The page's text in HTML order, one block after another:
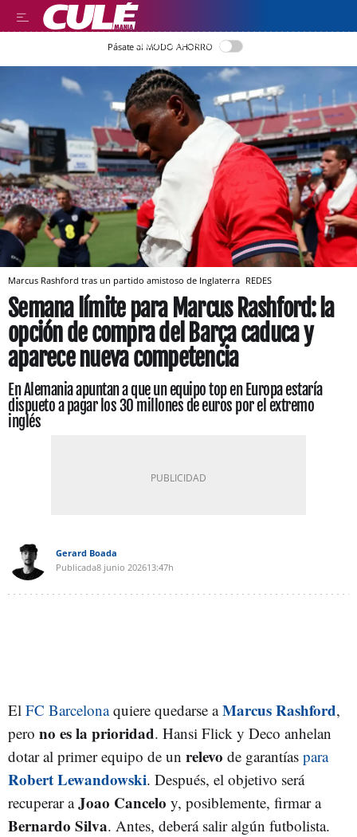
LLEGIR EN CATALÀ
Pásate al MODO AHORRO
Marcus Rashford tras un partido amistoso de Inglaterra REDES
Semana límite para Marcus Rashford: la
opción de compra del Barça caduca y
aparece nueva competencia
En Alemania apuntan a que un equipo top en Europa estaría
dispueto a pagar los 30 millones de euros por el extremo
inglés
Gerard Boada
Publicada8 junio 202613:47h
El FC Barcelonaquiere quedarse aMarcus Rashford,
pero no es la prioridad. Hansi Flick y Deco anhelan
dotar al primer equipo de un relevo de garantías para
Robert Lewandowski. Después, el objetivo será
recuperar aJoao Cancelo y, posiblemente, firmar a
Bernardo Silva. Antes, deberá salir algún futbolista.